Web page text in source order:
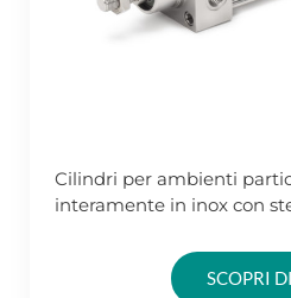
Cilindri per ambienti
interamente in inox con
SCOPRI